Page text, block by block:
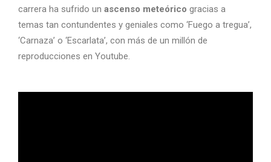
carrera ha sufrido un ascenso meteórico gracias a
temas tan contundentes y geniales como ‘Fuego a tregua’,
‘Carnaza’ o ‘Escarlata’, con más de un millón de
reproducciones en Youtube.